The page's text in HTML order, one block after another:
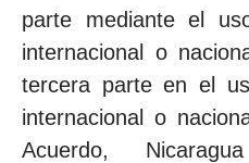
parte mediante el
internacional o
tercera parte en el
internacional o
Acuerdo,